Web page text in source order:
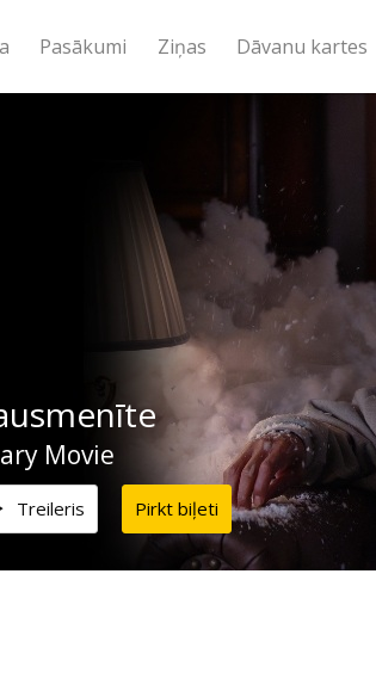
Pasākumi Ziņas Dāvanu kartes
Movie
Treileris Pirkt biļeti